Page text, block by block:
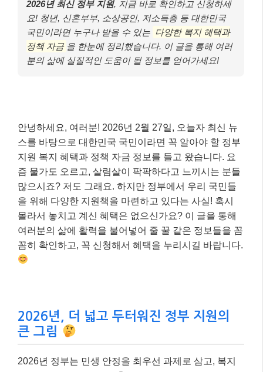
2026년 최신 정부 지원, 지금 바로 확인하고 신청하세
요! 청년, 신혼부부, 소상공인, 저소득층 등 대한민국
국민이라면 누구나 받을 수 있는 다양한 복지 혜택과
정책 자금 을 한눈에 정리했습니다. 이 글을 통해 여러
분의 삶에 실질적인 도움이 될 정보를 얻어가세요!
안녕하세요, 여러분! 2026년 2월 27일, 오늘자 최신 뉴
스를 바탕으로 대한민국 국민이라면 꼭 알아야 할 정부
지원 복지 혜택과 정책 자금 정보를 들고 왔습니다. 요
즘 물가도 오르고, 살림살이 팍팍하다고 느끼시는 분들
많으시죠? 저도 그래요. 하지만 정부에서 우리 국민들
을 위해 다양한 지원책을 마련하고 있다는 사실! 혹시
몰라서 놓치고 계신 혜택은 없으신가요? 이 글을 통해
여러분의 삶에 활력을 불어넣어 줄 꿀 같은 정보들을 꼼
꼼히 확인하고, 꼭 신청해서 혜택을 누리시길 바랍니다.
2026년, 더 넓고 두터워진 정부 지원의
큰 그림
2026년 정부는 민생 안정을 최우선 과제로 삼고, 복지